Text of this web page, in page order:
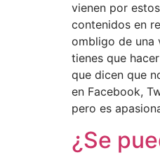
vienen por
contenidos en
ombligo de una
tienes que
que dicen que
en Facebook,
pero es
¿Se